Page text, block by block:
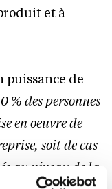
et à
puissance de
% des personnes
en oeuvre de
soit de cas
au niveau de la